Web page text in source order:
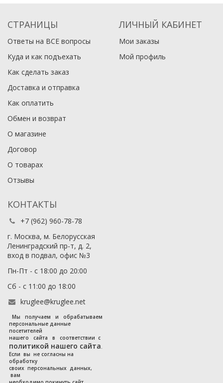
СТРАНИЦЫ
Ответы на ВСЕ вопросы
Куда и как подъехать
Как сделать заказ
Доставка и отправка
Как оплатить
Обмен и возврат
О магазине
Договор
О товарах
Отзывы
ЛИЧНЫЙ КАБИНЕТ
Мои заказы
Мой профиль
КОНТАКТЫ
+7 (962) 960-78-78
г. Москва, м. Белорусская
Ленинградский пр-т, д. 2,
вход в подвал, офис №3
Пн-Пт - с 18:00 до 20:00
Сб - с 11:00 до 18:00
kruglee@kruglee.net
Мы получаем и обрабатываем
персональные данные
посетителей
нашего сайта в соответствии с
политикой нашего сайта.
Если вы не согласны на
обработку
своих персональных данных,
вам